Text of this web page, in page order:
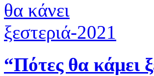
“Πότες θα κάμει